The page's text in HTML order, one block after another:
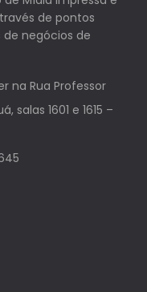
de pontos
negócios de
na Rua Professor
salas 1601 e 1615 –